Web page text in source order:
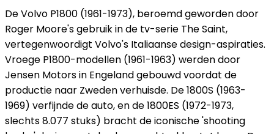
De Volvo P1800 (1961-1973), beroemd geworden door
Roger Moore's gebruik in de tv-serie The Saint,
vertegenwoordigt Volvo's Italiaanse design-aspiraties.
Vroege P1800-modellen (1961-1963) werden door
Jensen Motors in Engeland gebouwd voordat de
productie naar Zweden verhuisde. De 1800S (1963-
1969) verfijnde de auto, en de 1800ES (1972-1973,
slechts 8.077 stuks) bracht de iconische 'shooting